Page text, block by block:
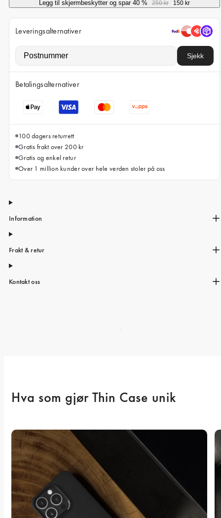
iPhone 15
iPhone 14 Pro
iPhone 14
iPhone 13 Pro
Alle telefonmodeller
Legg til skjermbeskytter og spar 40 % 250 kr 150 kr
Leveringsalternativer
Sjekk
Betalingsalternativer
100 dagers returrett
Gratis frakt over 200 kr
Gratis og enkel retur
Over 1 million kunder over hele verden stoler på oss
Information
Frakt & retur
Kontakt oss
Hva som gjør Thin Case unik